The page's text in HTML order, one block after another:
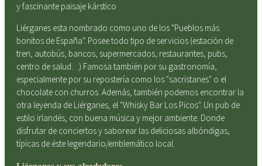
y fascinante paisaje kárstico
Liérganes esta nombrado como uno de los "Pueblos más
bonitos de España". Posee todo tipo de servicios (estación de
tren, autobús, bancos, supermercados, restaurantes, pubs,
centro de salud…) Famosa también por su gastronomía,
especialmente por su repostería como los "sacristanes" o el
chocolate con churros. Además, también podemos encontrar la
otra leyenda de Liérganes, el "Whisky Bar Los Picos". Un pub de
estilo irlandés, con buena música y mejor ambiente. Donde
disfrutar de conciertos y saborear las deliciosas albóndigas,
típicas de éste legendario/emblemático local.